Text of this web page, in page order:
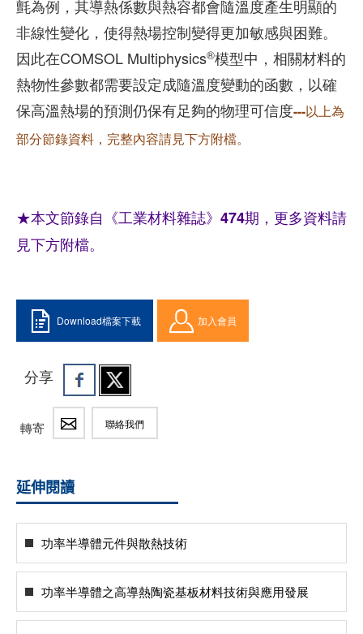
氈為例，其導熱係數與熱容都會隨溫度產生明顯的
非線性變化，使得熱場控制變得更加敏感與困難。
因此在COMSOL Multiphysics®模型中，相關材料的
熱物性參數都需要設定成隨溫度變動的函數，以確
保高溫熱場的預測仍保有足夠的物理可信度---以上為
部分節錄資料，完整內容請見下方附檔。
★本文節錄自《工業材料雜誌》474期，更多資料請
見下方附檔。
Download檔案下載 加入會員
分享
轉寄 聯絡我們
延伸閱讀
功率半導體元件與散熱技術
功率半導體之高導熱陶瓷基板材料技術與應用發展